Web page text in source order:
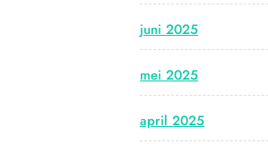
juni 2025
mei 2025
april 2025